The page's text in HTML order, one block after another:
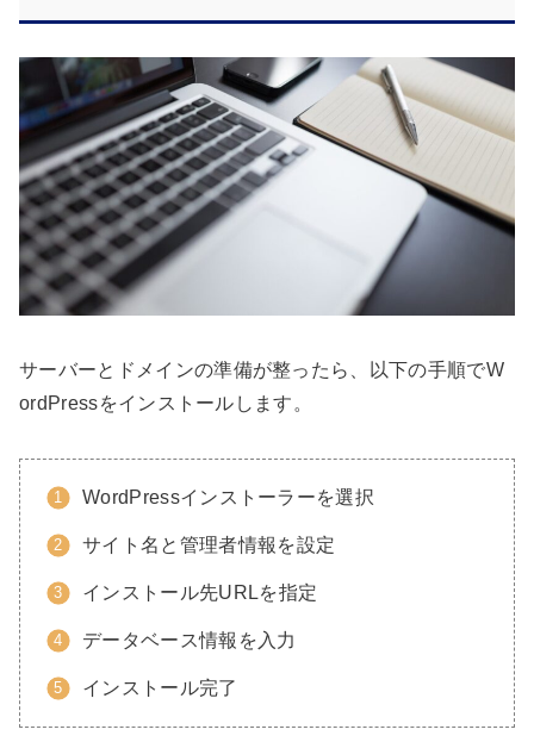
サーバーとドメインの準備が整ったら、以下の手順でW
ordPressをインストールします。
WordPressインストーラーを選択
サイト名と管理者情報を設定
インストール先URLを指定
データベース情報を入力
インストール完了